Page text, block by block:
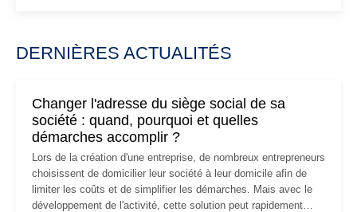
DERNIÈRES ACTUALITÉS
Changer l'adresse du siège social de sa
société : quand, pourquoi et quelles
démarches accomplir ?
Lors de la création d'une entreprise, de nombreux entrepreneurs
choisissent de domicilier leur société à leur domicile afin de
limiter les coûts et de simplifier les démarches. Mais avec le
développement de l'activité, cette solution peut rapidement